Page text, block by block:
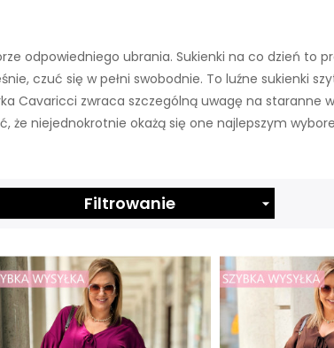
odpowiedniego ubrania. Sukienki na co dzień to
czuć się w pełni swobodnie. To luźne sukienki
Cavaricci zwraca szczególną uwagę na staranne
że niejednokrotnie okażą się one najlepszym

Filtrowanie